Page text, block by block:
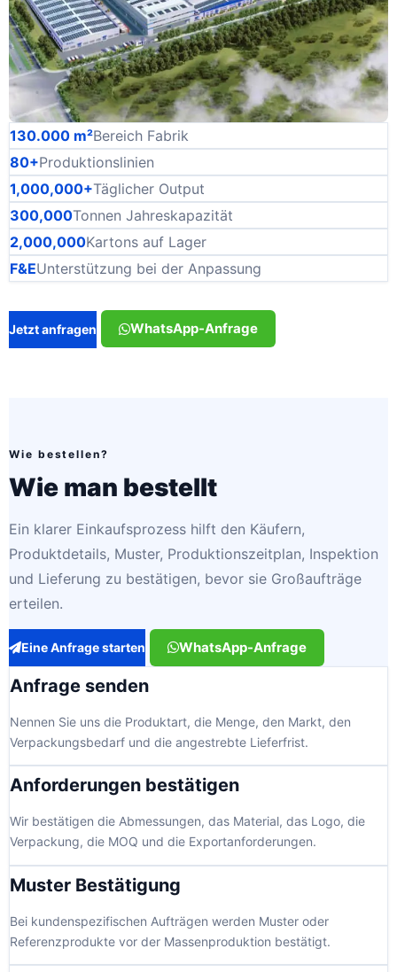
130.000 m²Bereich Fabrik
80+Produktionslinien
1,000,000+Täglicher Output
300,000Tonnen Jahreskapazität
2,000,000Kartons auf Lager
F&EUnterstützung bei der Anpassung
Jetzt anfragen WhatsApp-Anfrage
Wie bestellen?
Wie man bestellt
Ein klarer Einkaufsprozess hilft den Käufern,
Produktdetails, Muster, Produktionszeitplan, Inspektion
und Lieferung zu bestätigen, bevor sie Großaufträge
erteilen.
Eine Anfrage starten WhatsApp-Anfrage
Anfrage senden
Nennen Sie uns die Produktart, die Menge, den Markt, den
Verpackungsbedarf und die angestrebte Lieferfrist.
Anforderungen bestätigen
Wir bestätigen die Abmessungen, das Material, das Logo, die
Verpackung, die MOQ und die Exportanforderungen.
Muster Bestätigung
Bei kundenspezifischen Aufträgen werden Muster oder
Referenzprodukte vor der Massenproduktion bestätigt.